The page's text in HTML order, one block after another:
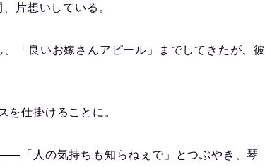
片想いしている。
「良いお嫁さんアピール」までしてきたが、彼
を仕掛けることに。
「人の気持ちも知らねぇで」とつぶやき、琴